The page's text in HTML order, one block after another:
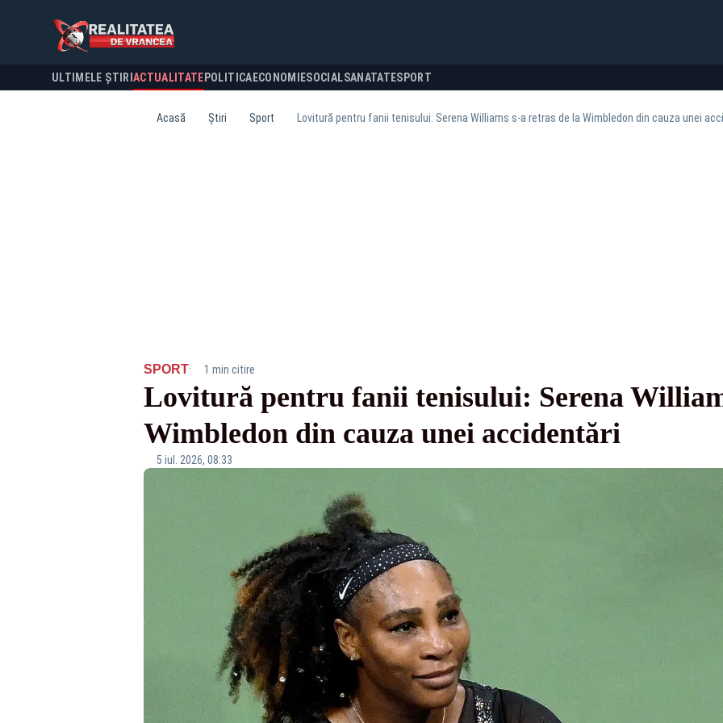
ULTIMELE ȘTIRI ACTUALITATE POLITICA ECONOMIESOCIALSANATATESPORT
Acasă Știri Sport Lovitură pentru fanii tenisului: Serena Williams s-a retras de la Wimbledon din cauza unei
SPORT· 1 min citire
Lovitură pentru fanii tenisului: Serena
Wimbledon din cauza unei accidentări
5 iul. 2026, 08:33